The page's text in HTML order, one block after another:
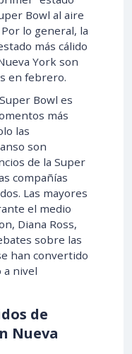
Bowl al aire
lo general, la
más cálido
York son
en febrero.
Bowl es
más
las
son
de la Super
compañías
Las mayores
el medio
Diana Ross,
sobre las
han convertido
a nivel
de
Nueva